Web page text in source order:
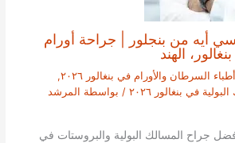
أيه من بنجلور | جراحة أورام
الهند
السرطان والأورام في بنغالور ٢٠٢٦
,
في بنغالور ٢٠٢٦
/ بواسطة المرشد
جراح المسالك البولية والبروستات في